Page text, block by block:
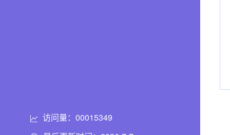
访问量： 00015349